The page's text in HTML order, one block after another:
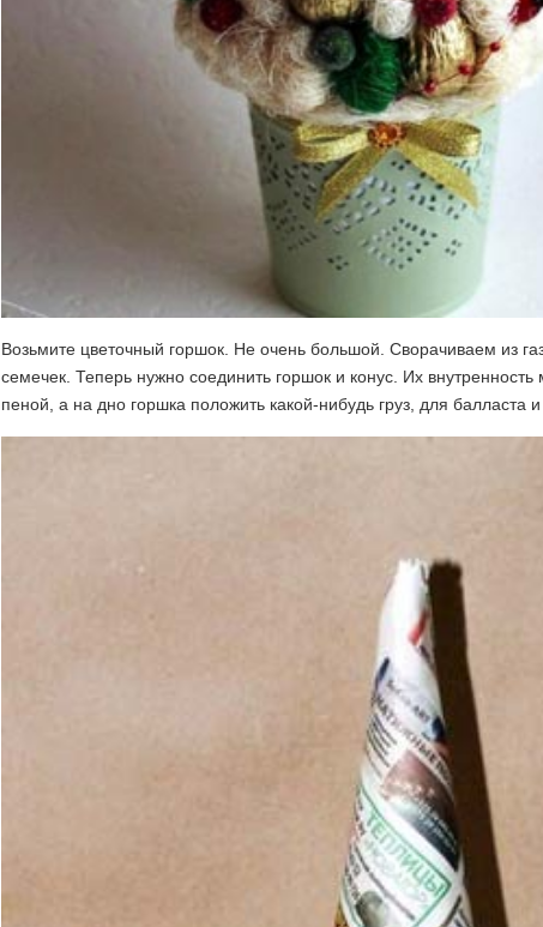
Возьмите цветочный горшок. Не очень большой. Сворачиваем из
семечек. Теперь нужно соединить горшок и конус. Их внутренность
пеной, а на дно горшка положить какой-нибудь груз, для балласта и